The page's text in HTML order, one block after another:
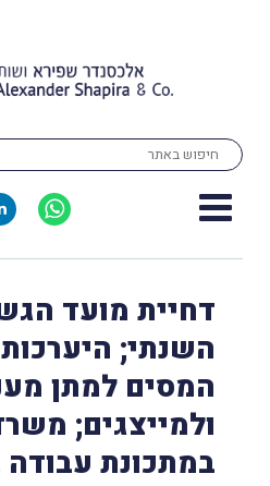
דחיית מועד
השנתי;
המסים למתן
ולמייצגים;
במתכונת עבודה